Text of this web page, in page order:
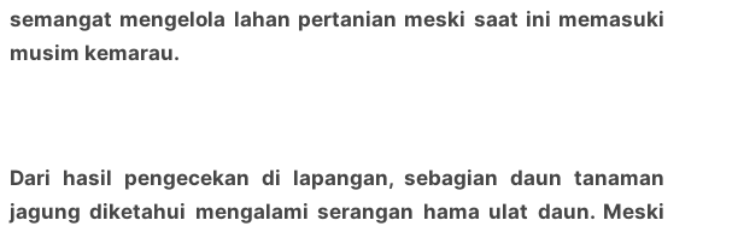
semangat mengelola lahan pertanian meski saat ini memasuki
musim kemarau.
Dari hasil pengecekan di lapangan, sebagian daun tanaman
jagung diketahui mengalami serangan hama ulat daun. Meski